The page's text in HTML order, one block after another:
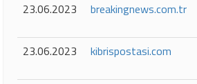
23.06.2023
breakingnews.com.tr
23.06.2023
kibrispostasi.com